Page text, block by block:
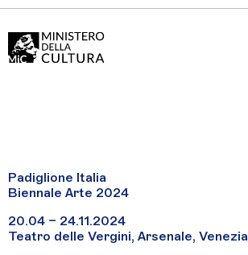
Padiglione Italia
Biennale Arte 2024
20.04 – 24.11.2024
Teatro delle Vergini, Arsenale, Venezia